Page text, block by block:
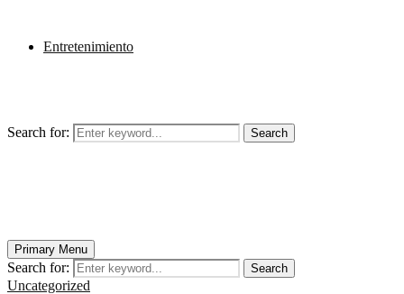
Entretenimiento
Search for: Search
Primary Menu
Search for: Search
Uncategorized